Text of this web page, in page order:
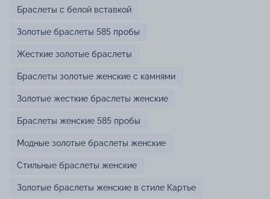
Браслеты с белой вставкой
Золотые браслеты 585 пробы
Жесткие золотые браслеты
Браслеты золотые женские с камнями
Золотые жесткие браслеты женские
Браслеты женские 585 пробы
Модные золотые браслеты женские
Стильные браслеты женские
Золотые браслеты женские в стиле Картье